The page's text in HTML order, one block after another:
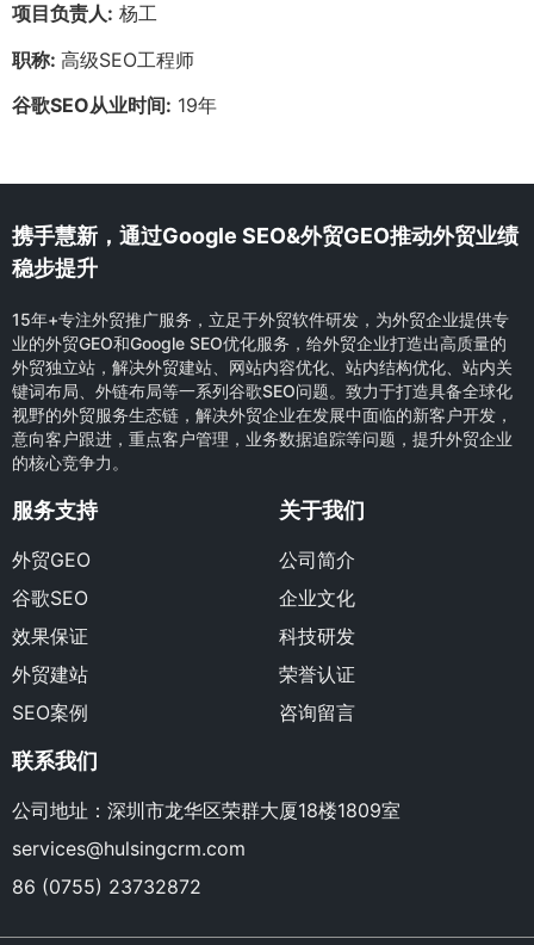
项目负责人: 杨工
职称: 高级SEO工程师
谷歌SEO从业时间: 19年
携手慧新，通过Google SEO&外贸GEO推动外贸业绩
稳步提升
15年+专注外贸推广服务，立足于外贸软件研发，为外贸企业提供专
业的外贸GEO和Google SEO优化服务，给外贸企业打造出高质量的
外贸独立站，解决外贸建站、网站内容优化、站内结构优化、站内关
键词布局、外链布局等一系列谷歌SEO问题。致力于打造具备全球化
视野的外贸服务生态链，解决外贸企业在发展中面临的新客户开发，
意向客户跟进，重点客户管理，业务数据追踪等问题，提升外贸企业
的核心竞争力。
服务支持
外贸GEO
谷歌SEO
效果保证
外贸建站
SEO案例
关于我们
公司简介
企业文化
科技研发
荣誉认证
咨询留言
联系我们
公司地址：深圳市龙华区荣群大厦18楼1809室
services@hulsingcrm.com
86 (0755) 23732872